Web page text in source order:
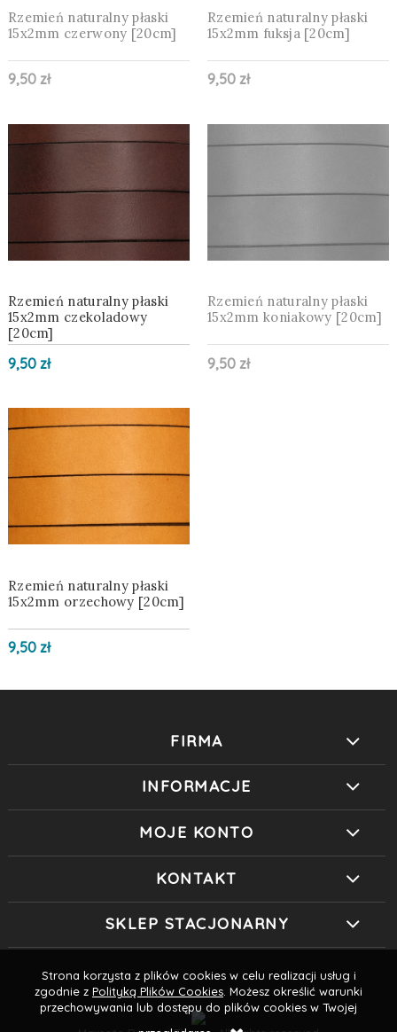
Strona korzysta z plików cookies w celu realizacji usług i
zgodnie z Polityką Plików Cookies. Możesz określić warunki
przechowywania lub dostępu do plików cookies w Twojej
Rzemień naturalny płaski
15x2mm czerwony [20cm]
9,50 zł
Rzemień naturalny płaski
15x2mm fuksja [20cm]
9,50 zł
Rzemień naturalny płaski
15x2mm czekoladowy
[20cm]
9,50 zł
Rzemień naturalny płaski
15x2mm koniakowy [20cm]
9,50 zł
Rzemień naturalny płaski
15x2mm orzechowy [20cm]
9,50 zł
FIRMA
INFORMACJE
MOJE KONTO
KONTAKT
SKLEP STACJONARNY